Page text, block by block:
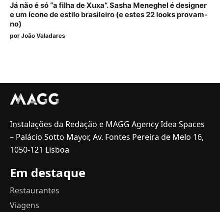
Já não é só “a filha de Xuxa”. Sasha Meneghel é designer
e um ícone de estilo brasileiro (e estes 22 looks provam-
no)
por João Valadares
Instalações da Redação e MAGG Agency Idea Spaces
– Palácio Sotto Mayor, Av. Fontes Pereira de Melo 16,
1050-121 Lisboa
Em destaque
Restaurantes
Viagens